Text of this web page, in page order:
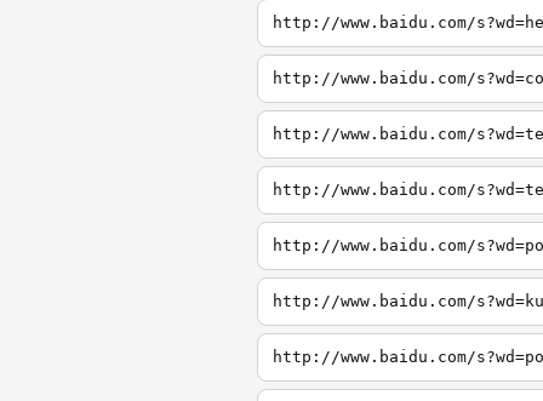
http://www.baidu.com/
http://www.baidu.com/
http://www.baidu.com/
http://www.baidu.com/
http://www.baidu.com/
http://www.baidu.com/
http://www.baidu.com/